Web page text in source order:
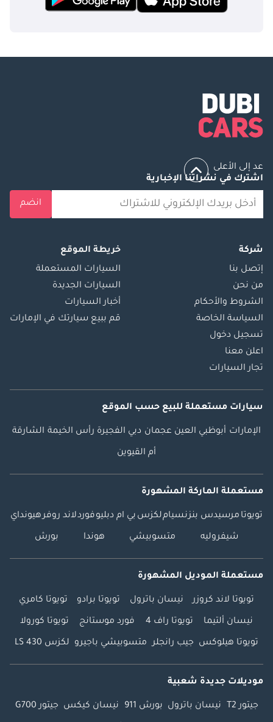
عد إلى الأعلى
اشترك في نشراتنا الإخبارية
انضم
شركة
إتصل بنا
من نحن
الشروط والأحكام
السياسة الخاصة
تسجيل دخول
اعلن معنا
تجار السيارات
خريطة الموقع
السيارات المستعملة
السيارات الجديدة
أخبار السيارات
قم ببيع سيارتك في الإمارات
سيارات مستعملة للبيع حسب الموقع
الإمارات أبوظبي العين عجمان دبي الفجيرة رأس الخيمة الشارقة
أم القيوين
مستعملة الماركة المشهورة
تويوتا مرسيدس بنزنسياملكزس بي ام دبليوفوردلاند روفرهيونداي
شيفروليه متسوبيشي هوندا بورش
مستعملة الموديل المشهورة
تويوتا لاند كروزر نيسان باترول تويوتا برادو تويوتا كامري
نيسان ألتيما تويوتا راف 4 فورد موستانج تويوتا كورولا
تويوتا هيلوكس جيب رانجلر متسوبيشي باجيرو لكزس LS 430
موديلات جديدة شعبية
جيتور T2 نيسان باترول بورش 911 نيسان كيكس جيتور G700